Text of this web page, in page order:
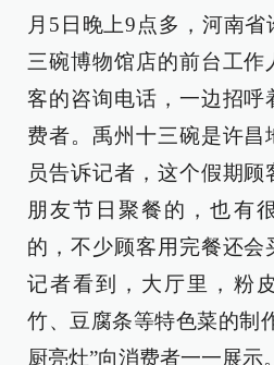
月5日晚上9点多，河南
三碗博物馆店的前台工作
客的咨询电话，一边招呼
费者。禹州十三碗是许昌
员告诉记者，这个假期
朋友节日聚餐的，也有
的，不少顾客用完餐还会
记者看到，大厅里，粉
竹、豆腐条等特色菜的制
厨亮灶”向消费者一一展示。